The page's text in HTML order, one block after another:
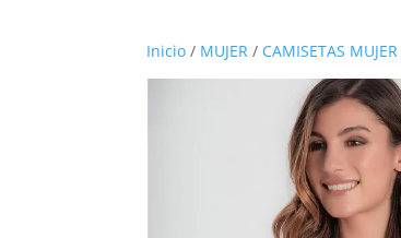
Inicio / MUJER / CAMISETAS MUJER